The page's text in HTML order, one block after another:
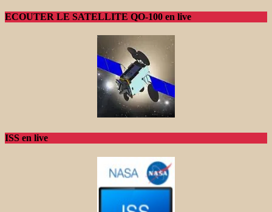
ECOUTER LE SATELLITE QO-100 en live
ISS en live